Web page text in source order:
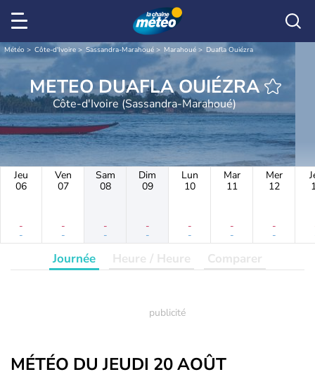
Météo Côte-d'Ivoire Sassandra-Marahoué Marahoué Duafla Ouiézra
METEO DUAFLA OUIÉZRA
Côte-d'Ivoire (Sassandra-Marahoué)
Jeu
06
-
-
Ven
07
-
-
Sam
08
-
-
Dim
09
-
-
Lun
10
-
-
Mar
11
-
-
Mer
12
-
-
Journée Heure / Heure Comparer
MÉTÉO DU JEUDI 20 AOÛT